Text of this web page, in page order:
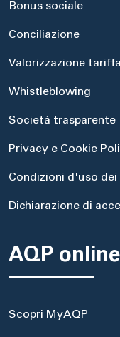
Bonus sociale
Conciliazione
Valorizzazione
Whistleblowing
Società trasparente
Privacy e Cookie
Condizioni d'uso dei
Dichiarazione di
AQP online
Scopri MyAQP